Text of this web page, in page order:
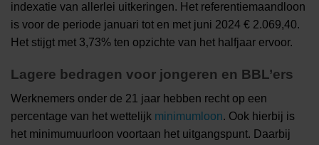
indexatie van allerlei uitkeringen. Het referentiemaandloon
is voor de periode januari tot en met juni 2024 € 2.069,40.
Het stijgt met 3,73% ten opzichte van het halfjaar ervoor.
Lagere bedragen voor jongeren en BBL’ers
Werknemers onder de 21 jaar hebben recht op een
percentage van het wettelijk minimumloon. Ook hierbij is
het minimumuurloon voortaan het uitgangspunt. Daarbij